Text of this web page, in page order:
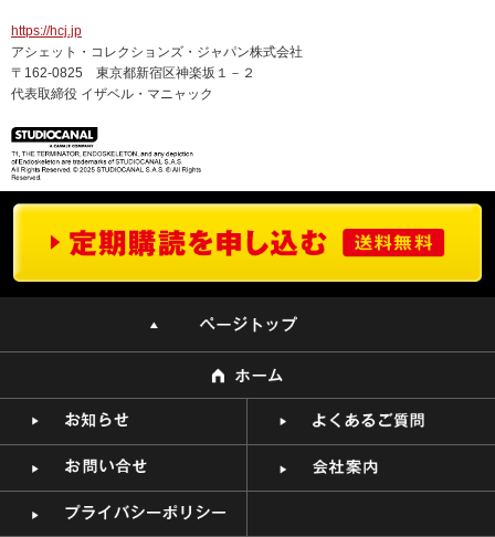
https://hcj.jp
アシェット・コレクションズ・ジャパン株式会社
〒162-0825 東京都新宿区神楽坂１－２
代表取締役 イザベル・マニャック